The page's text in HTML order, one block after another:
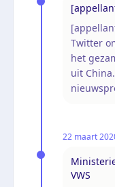
Twitter
het
uit
22 maart
VWS